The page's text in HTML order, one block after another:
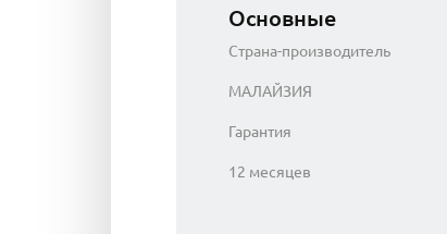
Основные
Страна-производитель
МАЛАЙЗИЯ
Гарантия
12 месяцев